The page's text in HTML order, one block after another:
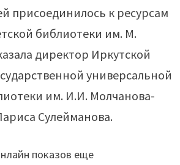
присоединилось к ресурсам
библиотеки им. М.
директор Иркутской
универсальной
им. И.И. Молчанова-
Сулейманова.
показов еще